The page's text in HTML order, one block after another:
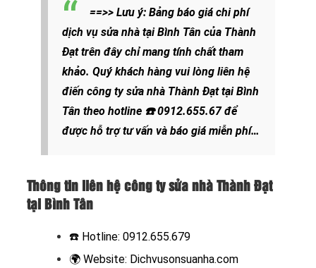
==>> Lưu ý: Bảng báo giá chi phí
dịch vụ sửa nhà tại Bình Tân của Thành
Đạt trên đây chỉ mang tính chất tham
khảo. Quý khách hàng vui lòng liên hệ
điến công ty sửa nhà Thành Đạt tại Bình
Tân theo hotline ☎️0912.655.67để
được hỗ trợ tư vấn và báo giá miễn phí…
Thông tin liên hệ công ty sửa nhà Thành Đạt
tại Bình Tân
☎️ Hotline: 0912.655.679
🌍 Website: Dichvusonsuanha.com